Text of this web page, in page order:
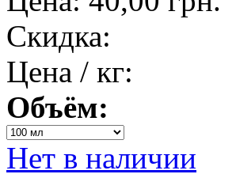
Скидка:
Цена / кг:
Объём:
Нет в наличии